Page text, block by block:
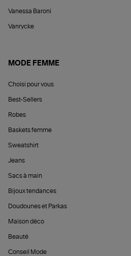
Vanessa Baroni
Vanrycke
MODE FEMME
Choisi pour vous
Best-Sellers
Robes
Baskets femme
Sweatshirt
Jeans
Sacs à main
Bijoux tendances
Doudounes et Parkas
Maison déco
Beauté
Conseil Mode